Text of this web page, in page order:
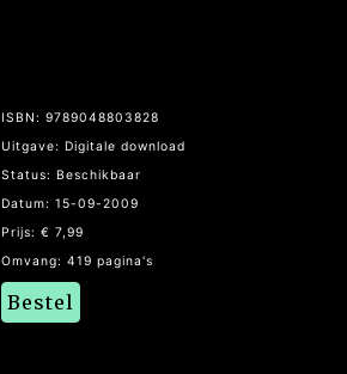
ISBN: 9789048803828
Uitgave: Digitale download
Status: Beschikbaar
Datum: 15-09-2009
Prijs: € 7,99
Omvang: 419 pagina's
Bestel